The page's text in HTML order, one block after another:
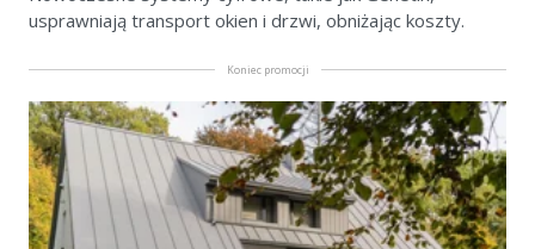
usprawniają transport okien i drzwi, obniżając koszty.
Koniec promocji